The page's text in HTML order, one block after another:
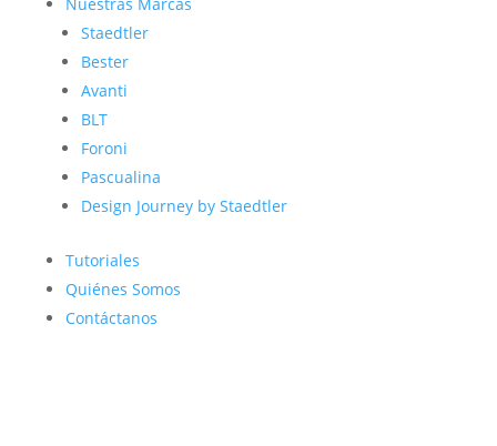
Staedtler
Bester
Avanti
BLT
Foroni
Pascualina
Design Journey by Staedtler
Tutoriales
Quiénes Somos
Contáctanos